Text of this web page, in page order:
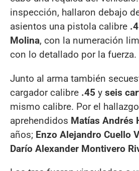
inspección, hallaron debajo
asientos una pistola calibre
Molina, con la numeración
con lo detallado por la fuerza.
Junto al arma también
cargador calibre .45 y seis
mismo calibre. Por el
aprehendidos Matías Andrés
años; Enzo Alejandro Cuello
Darío Alexander Montivero